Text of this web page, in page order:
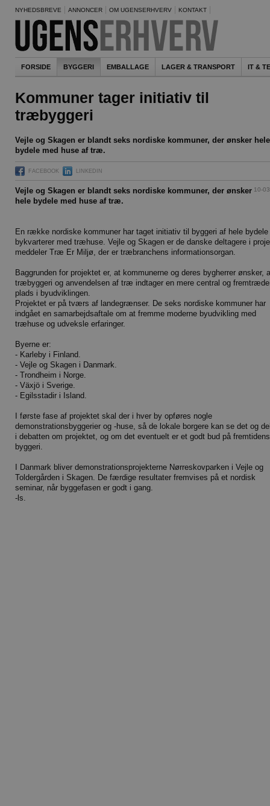
NYHEDSBREVE ANNONCER OM UGENSERHVERV KONTAKT
FORSIDE BYGGERI EMBALLAGE LAGER & TRANSPORT IT &
Kommuner tager initiativ til
træbyggeri
Vejle og Skagen er blandt seks nordiske kommuner, der ønsker hele
bydele med huse af træ.
FACEBOOK LINKEDIN
10-
Vejle og Skagen er blandt seks nordiske kommuner, der ønsker
hele bydele med huse af træ.
En række nordiske kommuner har taget initiativ til byggeri af hele bydele
bykvarterer med træhuse. Vejle og Skagen er de danske deltagere i
meddeler Træ Er Miljø, der er træbranchens informationsorgan.
Baggrunden for projektet er, at kommunerne og deres bygherrer ønsker,
træbyggeri og anvendelsen af træ indtager en mere central og
plads i byudviklingen.
Projektet er på tværs af landegrænser. De seks nordiske kommuner har
indgået en samarbejdsaftale om at fremme moderne byudvikling med
træhuse og udveksle erfaringer.
Byerne er:
- Karleby i Finland.
- Vejle og Skagen i Danmark.
- Trondheim i Norge.
- Växjö i Sverige.
- Egilsstadir i Island.
I første fase af projektet skal der i hver by opføres nogle
demonstrationsbyggerier og -huse, så de lokale borgere kan se det og
i debatten om projektet, og om det eventuelt er et godt bud på fremtidens
byggeri.
I Danmark bliver demonstrationsprojekterne Nørreskovparken i Vejle og
Toldergården i Skagen. De færdige resultater fremvises på et nordisk
seminar, når byggefasen er godt i gang.
-ls.